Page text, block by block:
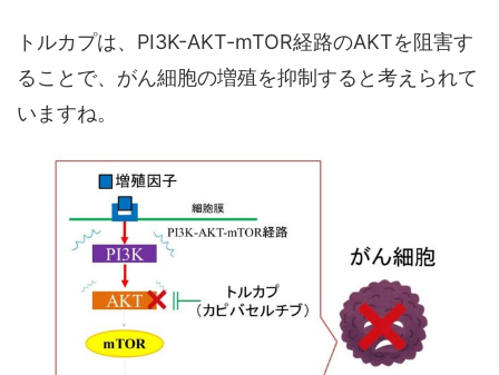
トルカプは、PI3K-AKT-mTOR経路のAKTを阻害す
ることで、がん細胞の増殖を抑制すると考えられて
いますね。